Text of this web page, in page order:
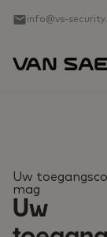
info@vs-
Uw
mag
Uw